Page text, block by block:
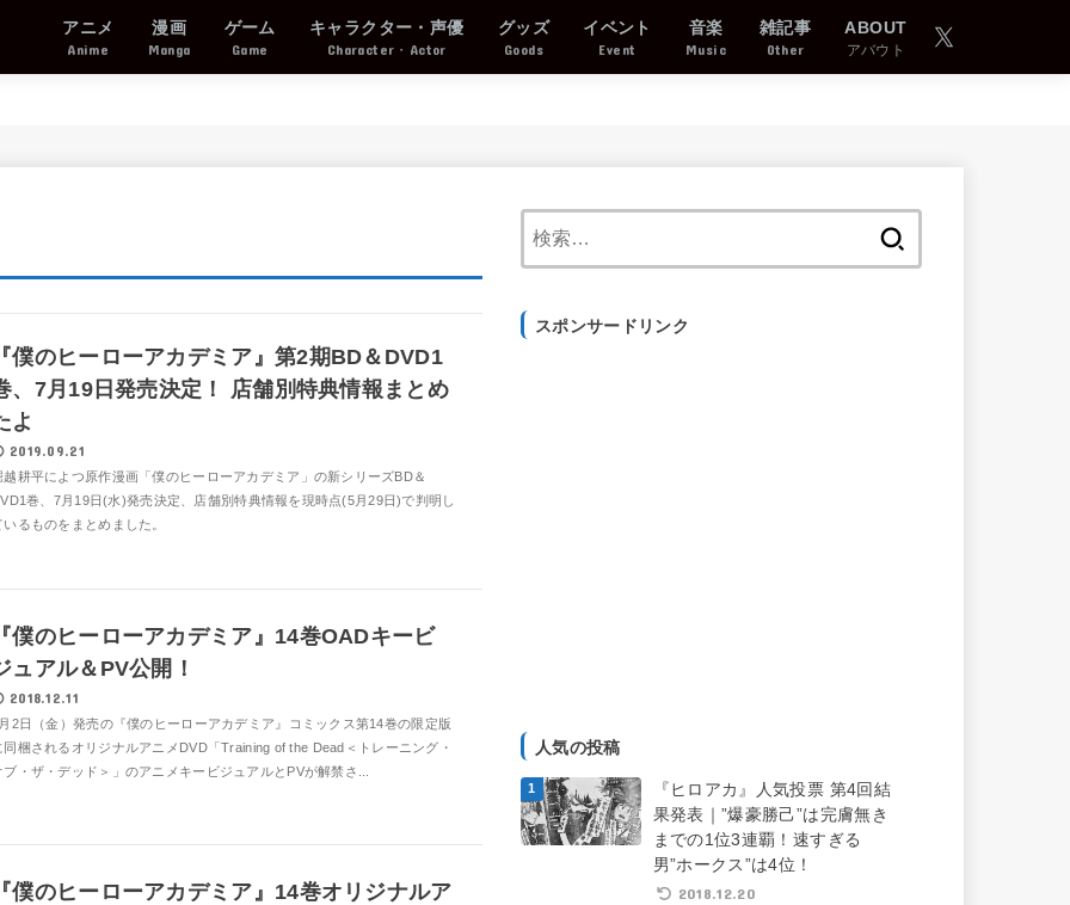
アニメ
Anime
漫画
Manga
ゲーム
Game
キャラクター・声優
Character・Actor
グッズ
Goods
イベント
Event
音楽
Music
雑記事
Other
ABOUT
アバウト
僕のヒーローアカデミア』第2期BD＆DVD1
、7月19日発売決定！ 店舗別特典情報まとめ
よ
2019.09.21
越耕平によつ原作漫画「僕のヒーローアカデミア」の新シリーズBD＆
巻、7月19日(水)発売決定、店舗別特典情報を現時点(5月29日)で判明し
いるものをまとめました。
僕のヒーローアカデミア』14巻OADキービ
ュアル＆PV公開！
2018.12.11
2日（金）発売の『僕のヒーローアカデミア』コミックス第14巻の限定版
同梱されるオリジナルアニメDVD「Training of the Dead＜トレーニング・
ブ・ザ・デッド＞」のアニメキービジュアルとPVが解禁さ...
僕のヒーローアカデミア』14巻オリジナルア
スポンサードリンク
人気の投稿
『ヒロアカ』人気投票 第4回結
果発表｜”爆豪勝己”は完膚無き
までの1位3連覇！速すぎる
男”ホークス”は4位！
2018.12.20